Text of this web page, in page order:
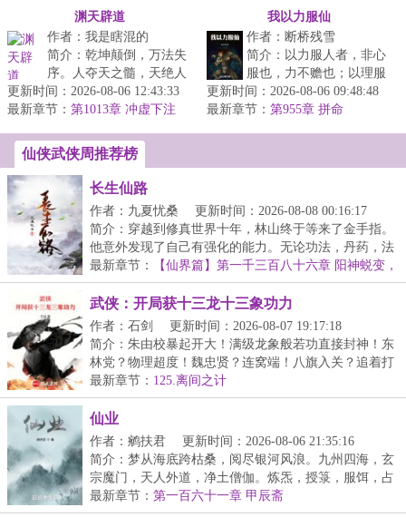
他见到杀人...
天君晋位真...
渊天辟道
作者：我是瞎混的
简介：乾坤颠倒，万法失
序。人夺天之髓，天绝人
之道。仙道渺渺，永生空
空，我自辟道而行，于深
更新时间：2026-08-06 12:43:33
最新章节： 第1013章 冲虚下注
我以力服仙
作者：断桥残雪
简介：以力服人者，非心
服也，力不赡也；以理服
人者，中心悦而诚服也。
不过仙人往往不讲
更新时间：2026-08-06 09:48:48
最新章节： 第955章 拼命
仙侠武侠周推荐榜
长生仙路
作者：九夏忧桑
更新时间：2026-08-08 00:16:17
简介：穿越到修真世界十年，林山终于等来了金手指。
他意外发现了自己有强化的能力。无论功法，丹药，法
宝...
最新章节：
【仙界篇】第一千三百八十六章 阳神蜕变，
湮炽召唤
武侠：开局获十三龙十三象功力
作者：石剑
更新时间：2026-08-07 19:17:18
简介：朱由校暴起开大！满级龙象般若功直接封神！东
林党？物理超度！魏忠贤？连窝端！八旗入关？追着打
到...
最新章节： 125.离间之计
仙业
作者：鹓扶君
更新时间：2026-08-06 21:35:16
简介：梦从海底跨枯桑，阅尽银河风浪。九州四海，玄
宗魔门，天人外道，净土僧伽。炼炁，授箓，服饵，占
验...
最新章节： 第一百六十一章 甲辰斋